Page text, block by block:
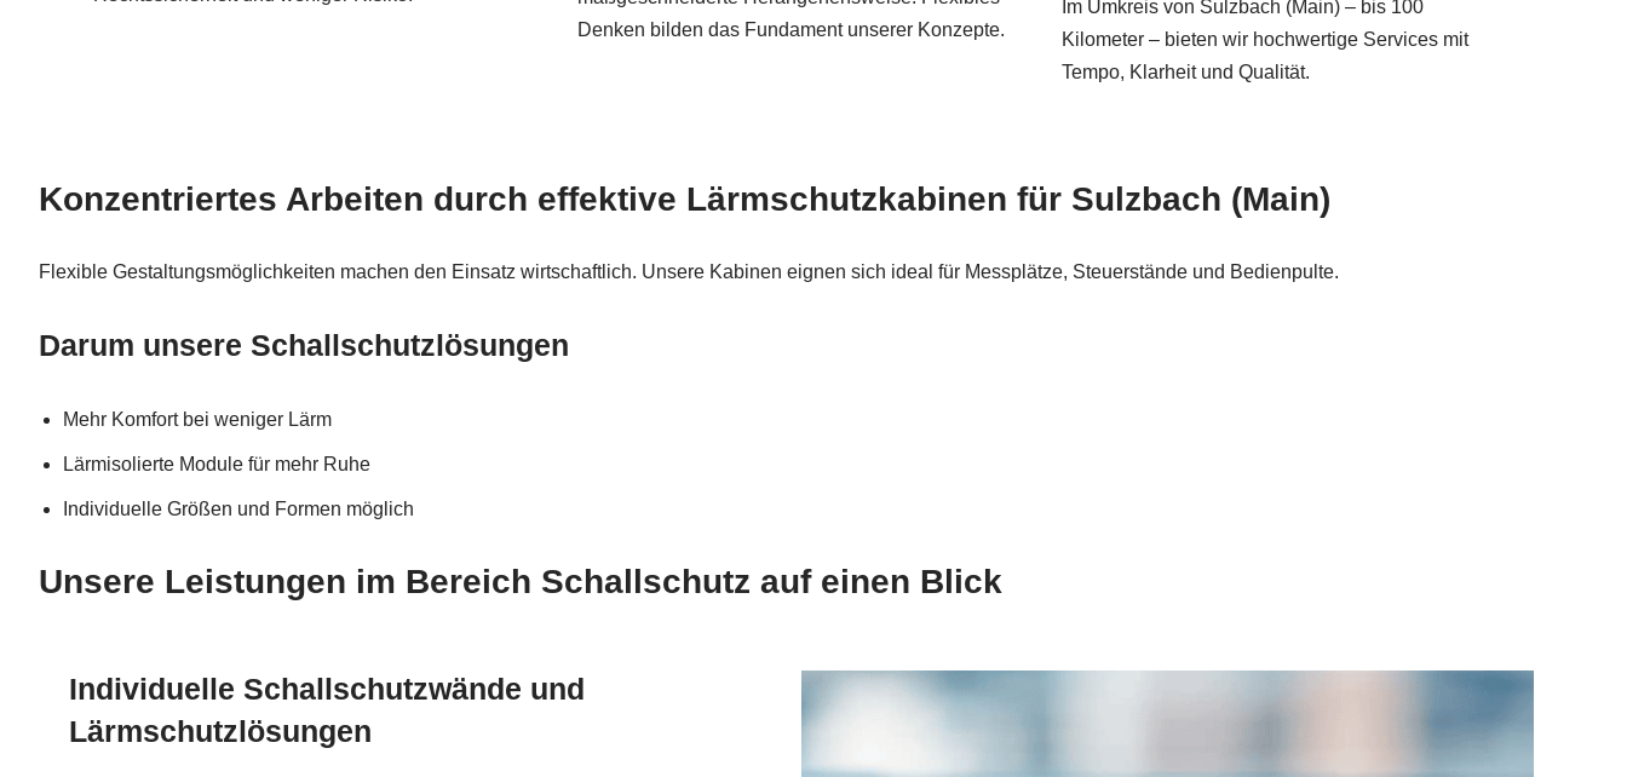
Denken bilden das Fundament unserer Konzepte.
Im Umkreis von Sulzbach (Main) – bis 100
Kilometer – bieten wir hochwertige Services mit
Tempo, Klarheit und Qualität.
Konzentriertes Arbeiten durch effektive Lärmschutzkabinen für Sulzbach (Main)
Flexible Gestaltungsmöglichkeiten machen den Einsatz wirtschaftlich. Unsere Kabinen eignen sich ideal für Messplätze, Steuerstände und Bedienpulte.
Darum unsere Schallschutzlösungen
Mehr Komfort bei weniger Lärm
Lärmisolierte Module für mehr Ruhe
Individuelle Größen und Formen möglich
Unsere Leistungen im Bereich Schallschutz auf einen Blick
Individuelle Schallschutzwände und
Lärmschutzlösungen